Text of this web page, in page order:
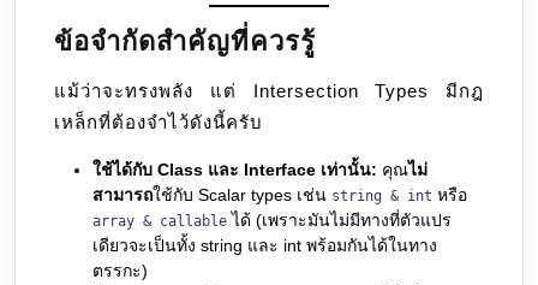
ข้อจำกัดสำคัญที่ควรรู้
แม้ว่าจะทรงพลัง แต่ Intersection Types มีกฎ
เหล็กที่ต้องจำไว้ดังนี้ครับ
ใช้ได้กับ Class และ Interface เท่านั้น: คุณไม่
สามารถใช้กับ Scalar types เช่น string & int หรือ
array & callable ได้ (เพราะมันไม่มีทางที่ตัวแปร
เดียวจะเป็นทั้ง string และ int พร้อมกันได้ในทาง
ตรรกะ)